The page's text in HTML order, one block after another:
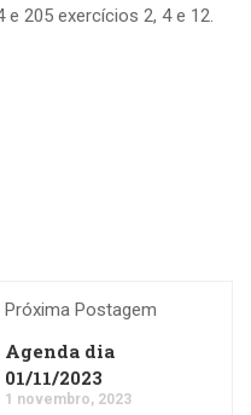
205 exercícios 2, 4 e 12.
Próxima Postagem
Agenda dia
01/11/2023
1 novembro, 2023